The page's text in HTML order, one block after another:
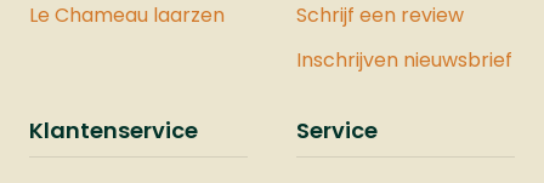
.50Gewicht: 700 gramLengte: 22
cmMagazijn: JaVeiligheid: JaJoule: 19,9
onderdeel van een complete Vesta
Le Chameau laarzen
Schrijf een review
Inschrijven nieuwsbrief
Klantenservice Service